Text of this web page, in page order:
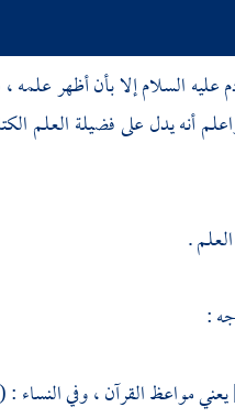
عليه السلام إلا بأن أظهر علمه
أنه يدل على فضيلة العلم
.
: